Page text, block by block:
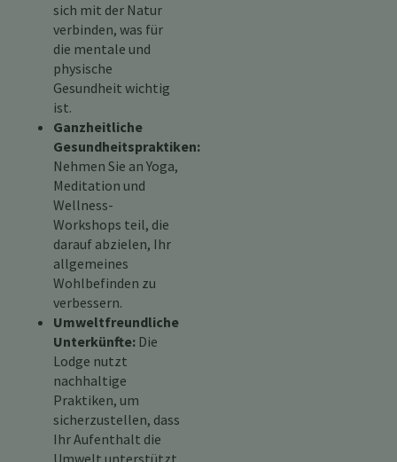
sich mit der Natur
verbinden, was für
die mentale und
physische
Gesundheit wichtig
ist.
Ganzheitliche
Gesundheitspraktiken:
Nehmen Sie an Yoga,
Meditation und
Wellness-
Workshops teil, die
darauf abzielen, Ihr
allgemeines
Wohlbefinden zu
verbessern.
Umweltfreundliche
Unterkünfte: Die
Lodge nutzt
nachhaltige
Praktiken, um
sicherzustellen, dass
Ihr Aufenthalt die
Umwelt unterstützt.